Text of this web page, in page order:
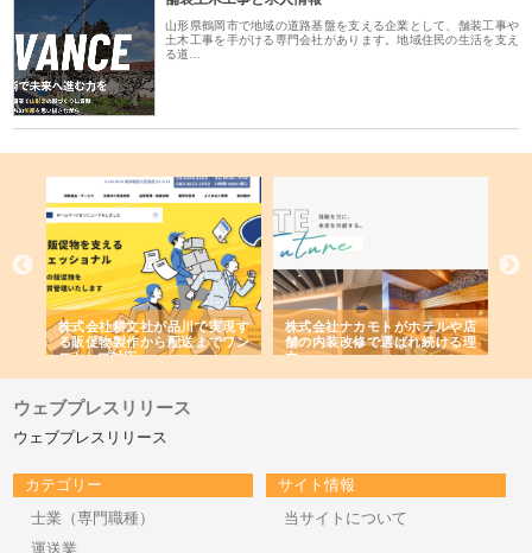
山形県鶴岡市で地域の道路基盤を支える企業として、舗装工事や
土木工事を手がける専門会社があります。地域住民の生活を支え
る道…
株式会社スプリングエフが選ば
れる理由とOEMアパレル製造の
強み
桑木給食株式会社が福山市で選
ばれる手作り弁当配達の理由
ウェブプレスリリース
ウェブプレスリリース
カテゴリー
士業（専門職種）
運送業
サイト情報
当サイトについて